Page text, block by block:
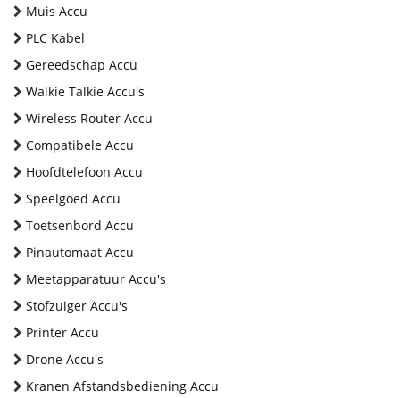
Muis Accu
PLC Kabel
Gereedschap Accu
Walkie Talkie Accu's
Wireless Router Accu
Compatibele Accu
Hoofdtelefoon Accu
Speelgoed Accu
Toetsenbord Accu
Pinautomaat Accu
Meetapparatuur Accu's
Stofzuiger Accu's
Printer Accu
Drone Accu's
Kranen Afstandsbediening Accu